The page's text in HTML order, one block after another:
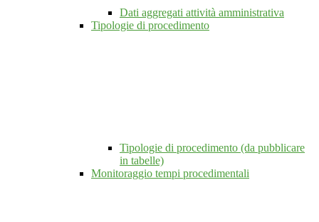
Dati aggregati attività amministrativa
Tipologie di procedimento
Tipologie di procedimento (da pubblicare
in tabelle)
Monitoraggio tempi procedimentali